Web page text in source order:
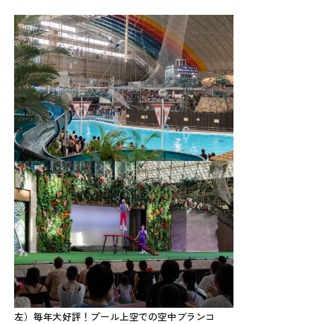
左）毎年大好評！プール上空での空中ブランコ